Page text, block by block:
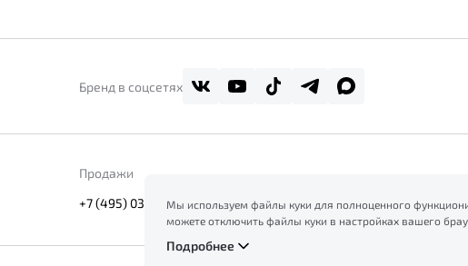
Бренд в соцсетях
Продажи
+7 (495) 033-16-16Мы используем файлы куки для полноценного
можете отключить файлы куки в настройках вашего
ознакомление с информацией по сбору, использованию
Подробнее